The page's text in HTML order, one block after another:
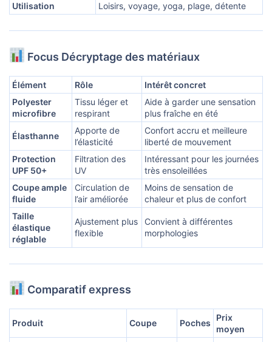
Utilisation
Loisirs, voyage, yoga, plage, détente
Focus Décryptage des matériaux
Élément Rôle
Intérêt concret
Polyester
microfibre
Tissu léger et
respirant
Aide à garder une sensation
plus fraîche en été
Élasthanne
Apporte de
l’élasticité
Confort accru et meilleure
liberté de mouvement
Protection
UPF 50+
Filtration des
UV
Intéressant pour les journées
très ensoleillées
Coupe ample
fluide
Circulation de
l’air améliorée
Moins de sensation de
chaleur et plus de confort
Taille
élastique
réglable
Ajustement plus
flexible
Convient à différentes
morphologies
Comparatif express
Produit Coupe Poches
Prix
moyen